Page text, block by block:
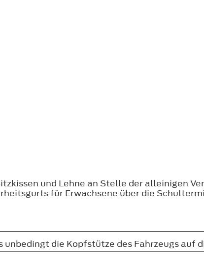
und Lehne an Stelle der alleinigen
für Erwachsene über die
unbedingt die Kopfstütze des Fahrzeugs